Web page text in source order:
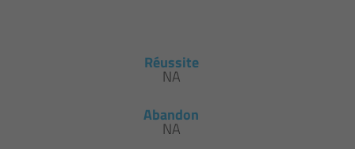
Réussite
NA
Abandon
NA